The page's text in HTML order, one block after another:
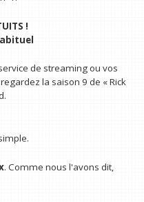
!
de streaming ou vos
la saison 9 de « Rick
. Comme nous l'avons dit,